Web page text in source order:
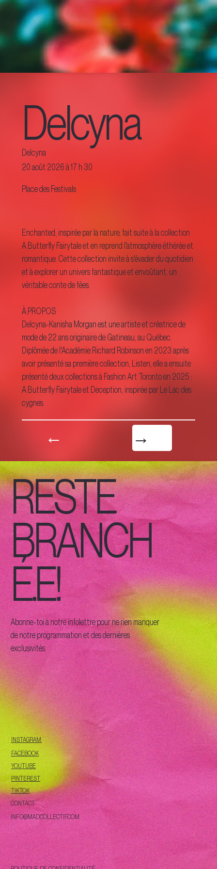
20 août 2026 à 17 h 30
Place des Festivals
Delcyna
Delcyna
Enchanted, inspirée par la nature, fait suite à la collection
A Butterfly Fairytale et en reprend l'atmosphère éthérée et
romantique. Cette collection invite à s'évader du quotidien
et à explorer un univers fantastique et envoûtant, un
véritable conte de fées.
À PROPOS
Delcyna-Kanisha Morgan est une artiste et créatrice de
mode de 22 ans originaire de Gatineau, au Québec.
Diplômée de l'Académie Richard Robinson en 2023 après
avoir présenté sa première collection, Listen, elle a ensuite
présenté deux collections à Fashion Art Toronto en 2025 :
A Butterfly Fairytale et Deception, inspirée par Le Lac des
cygnes.
← →
RESTE
BRANCH
É.E!
Abonne-toi à notre infolettre pour ne rien manquer
de notre programmation et des dernières
exclusivités.
INSTAGRAM
FACEBOOK
YOUTUBE
PINTEREST
TIKTOK
CONTACT
INFO@MADCOLLECTIF.COM